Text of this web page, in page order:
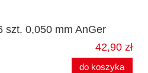
szt. 0,050 mm AnGer
42,90 zł
do koszyka